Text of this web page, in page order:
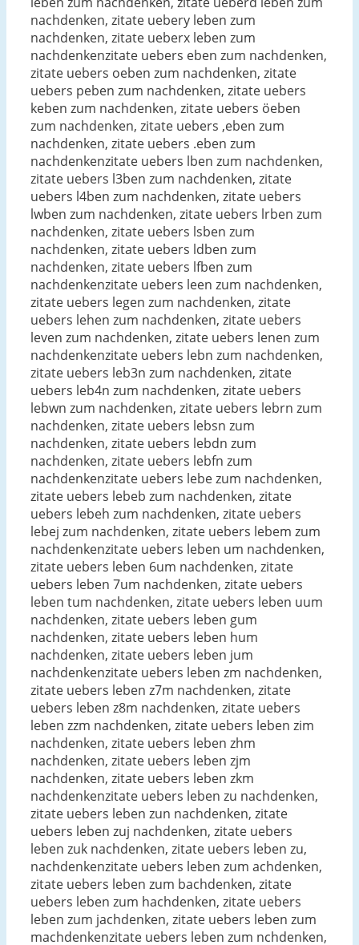
nachdenken, zitate uebery leben zum
nachdenken, zitate ueberx leben zum
nachdenkenzitate uebers eben zum nachdenken,
zitate uebers oeben zum nachdenken, zitate
uebers peben zum nachdenken, zitate uebers
keben zum nachdenken, zitate uebers öeben
zum nachdenken, zitate uebers ,eben zum
nachdenken, zitate uebers .eben zum
nachdenkenzitate uebers lben zum nachdenken,
zitate uebers l3ben zum nachdenken, zitate
uebers l4ben zum nachdenken, zitate uebers
lwben zum nachdenken, zitate uebers lrben zum
nachdenken, zitate uebers lsben zum
nachdenken, zitate uebers ldben zum
nachdenken, zitate uebers lfben zum
nachdenkenzitate uebers leen zum nachdenken,
zitate uebers legen zum nachdenken, zitate
uebers lehen zum nachdenken, zitate uebers
leven zum nachdenken, zitate uebers lenen zum
nachdenkenzitate uebers lebn zum nachdenken,
zitate uebers leb3n zum nachdenken, zitate
uebers leb4n zum nachdenken, zitate uebers
lebwn zum nachdenken, zitate uebers lebrn zum
nachdenken, zitate uebers lebsn zum
nachdenken, zitate uebers lebdn zum
nachdenken, zitate uebers lebfn zum
nachdenkenzitate uebers lebe zum nachdenken,
zitate uebers lebeb zum nachdenken, zitate
uebers lebeh zum nachdenken, zitate uebers
lebej zum nachdenken, zitate uebers lebem zum
nachdenkenzitate uebers leben um nachdenken,
zitate uebers leben 6um nachdenken, zitate
uebers leben 7um nachdenken, zitate uebers
leben tum nachdenken, zitate uebers leben uum
nachdenken, zitate uebers leben gum
nachdenken, zitate uebers leben hum
nachdenken, zitate uebers leben jum
nachdenkenzitate uebers leben zm nachdenken,
zitate uebers leben z7m nachdenken, zitate
uebers leben z8m nachdenken, zitate uebers
leben zzm nachdenken, zitate uebers leben zim
nachdenken, zitate uebers leben zhm
nachdenken, zitate uebers leben zjm
nachdenken, zitate uebers leben zkm
nachdenkenzitate uebers leben zu nachdenken,
zitate uebers leben zun nachdenken, zitate
uebers leben zuj nachdenken, zitate uebers
leben zuk nachdenken, zitate uebers leben zu,
nachdenkenzitate uebers leben zum achdenken,
zitate uebers leben zum bachdenken, zitate
uebers leben zum hachdenken, zitate uebers
leben zum jachdenken, zitate uebers leben zum
machdenkenzitate uebers leben zum nchdenken,